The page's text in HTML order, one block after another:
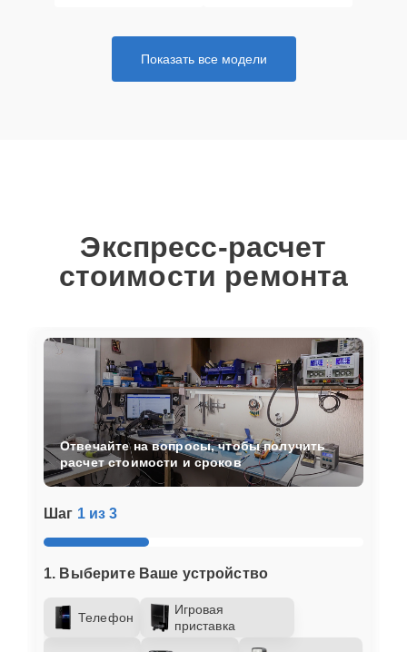
Показать все модели
Экспресс-расчет
стоимости ремонта
Шаг 1 из 3
1. Выберите Ваше устройство
Телефон
Игровая
приставка
Отвечайте на вопросы, чтобы получить
расчет стоимости и сроков